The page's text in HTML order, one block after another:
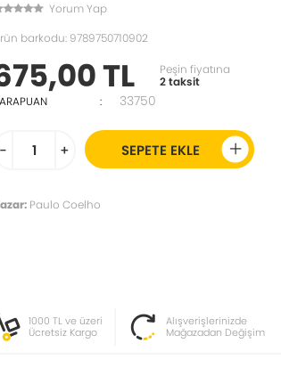
Yorum Yap
barkodu: 9789750710902
TL
Peşin fiyatına
2 taksit
: 33750
- + SEPETE EKLE
Paulo Coelho
1000 TL ve üzeri
Ücretsiz Kargo
Alışverişlerinizde
Mağazadan Değişim